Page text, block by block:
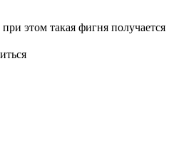
этом такая фигня получается